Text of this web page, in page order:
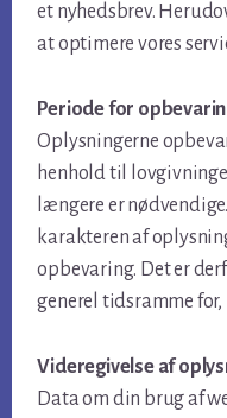
et nyhedsbrev.
at optimere vores
Periode for
Oplysningerne
henhold til
længere er
karakteren af
opbevaring. Det er
generel tidsramme
Videregivelse af
Data om din brug af